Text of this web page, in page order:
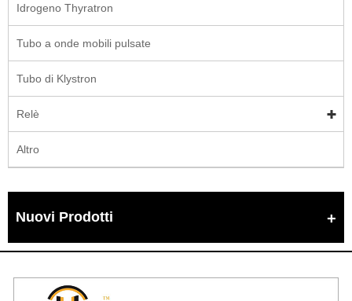
Idrogeno Thyratron
Tubo a onde mobili pulsate
Tubo di Klystron
Relè
Altro
Nuovi Prodotti